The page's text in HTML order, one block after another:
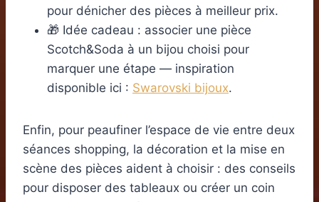
pour dénicher des pièces à meilleur prix.
🎁 Idée cadeau : associer une pièce
Scotch&Soda à un bijou choisi pour
marquer une étape — inspiration
disponible ici : Swarovski bijoux.
Enfin, pour peaufiner l’espace de vie entre deux
séances shopping, la décoration et la mise en
scène des pièces aident à choisir : des conseils
pour disposer des tableaux ou créer un coin